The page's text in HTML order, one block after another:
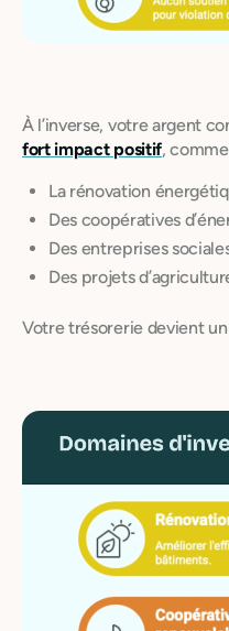
À l’inverse, votre argent
fort impact positif,
La rénovation
Des coopératives
Des entreprises
Des projets
Votre trésorerie devient